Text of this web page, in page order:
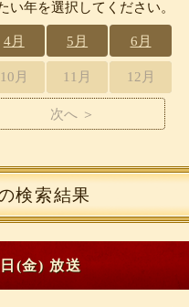
年を選択してください。
4月 5月 6月
10月 11月 12月
次へ ＞
検索結果
日(金) 放送